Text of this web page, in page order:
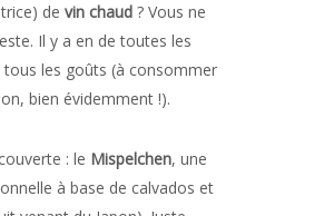
de vin chaud ? Vous ne
Il y a en de toutes les
tous les goûts (à consommer
bien évidemment !).
: le Mispelchen, une
à base de calvados et